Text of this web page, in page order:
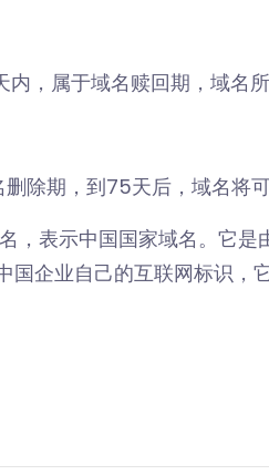
属于域名赎回期，域名所
期，到75天后，域名将可
表示中国国家域名。它是
企业自己的互联网标识，